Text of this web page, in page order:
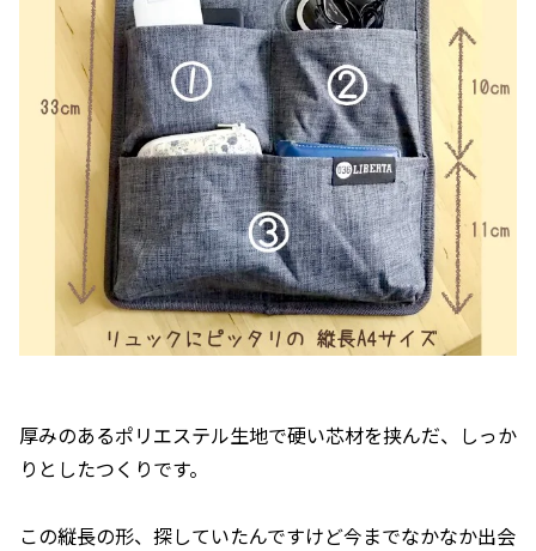
厚みのあるポリエステル生地で硬い芯材を挟んだ、しっか
りとしたつくりです。
この縦長の形、探していたんですけど今までなかなか出会